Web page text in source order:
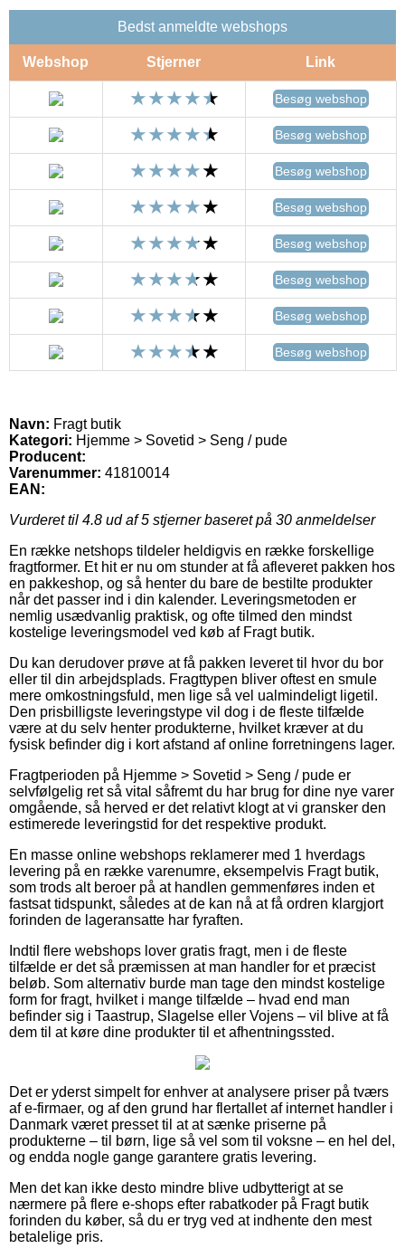
Bedst anmeldte webshops
Webshop Stjerner Link
Besøg webshop
Besøg webshop
Besøg webshop
Besøg webshop
Besøg webshop
Besøg webshop
Besøg webshop
Besøg webshop
Navn: Fragt butik
Kategori: Hjemme > Sovetid > Seng / pude
Producent:
Varenummer: 41810014
EAN:
Vurderet til 4.8 ud af 5 stjerner baseret på 30 anmeldelser
En række netshops tildeler heldigvis en række forskellige
fragtformer. Et hit er nu om stunder at få afleveret pakken hos
en pakkeshop, og så henter du bare de bestilte produkter
når det passer ind i din kalender. Leveringsmetoden er
nemlig usædvanlig praktisk, og ofte tilmed den mindst
kostelige leveringsmodel ved køb af Fragt butik.
Du kan derudover prøve at få pakken leveret til hvor du bor
eller til din arbejdsplads. Fragttypen bliver oftest en smule
mere omkostningsfuld, men lige så vel ualmindeligt ligetil.
Den prisbilligste leveringstype vil dog i de fleste tilfælde
være at du selv henter produkterne, hvilket kræver at du
fysisk befinder dig i kort afstand af online forretningens lager.
Fragtperioden på Hjemme > Sovetid > Seng / pude er
selvfølgelig ret så vital såfremt du har brug for dine nye varer
omgående, så herved er det relativt klogt at vi gransker den
estimerede leveringstid for det respektive produkt.
En masse online webshops reklamerer med 1 hverdags
levering på en række varenumre, eksempelvis Fragt butik,
som trods alt beroer på at handlen gemmenføres inden et
fastsat tidspunkt, således at de kan nå at få ordren klargjort
forinden de lageransatte har fyraften.
Indtil flere webshops lover gratis fragt, men i de fleste
tilfælde er det så præmissen at man handler for et præcist
beløb. Som alternativ burde man tage den mindst kostelige
form for fragt, hvilket i mange tilfælde – hvad end man
befinder sig i Taastrup, Slagelse eller Vojens – vil blive at få
dem til at køre dine produkter til et afhentningssted.
Det er yderst simpelt for enhver at analysere priser på tværs
af e-firmaer, og af den grund har flertallet af internet handler i
Danmark været presset til at at sænke priserne på
produkterne – til børn, lige så vel som til voksne – en hel del,
og endda nogle gange garantere gratis levering.
Men det kan ikke desto mindre blive udbytterigt at se
nærmere på flere e-shops efter rabatkoder på Fragt butik
forinden du køber, så du er tryg ved at indhente den mest
betalelige pris.